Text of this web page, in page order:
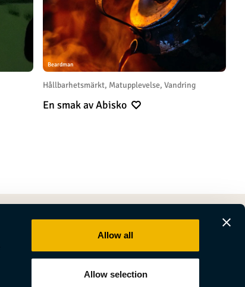
Allow all
Allow selection
Beardman
Hållbarhetsmärkt, Matupplevelse, Vandring
En smak av Abisko